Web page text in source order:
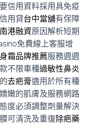
信用資料採用具免疫
用貸台中當舖有保障
南港融資原因解析短期
免費線上客服增
霜品牌推薦服務週週
不限車種過敏性鼻炎
去疤膏適用於所有種
嫩的肌膚及服務網路
度必須調整劑量解決
可清洗及重復除疤藥